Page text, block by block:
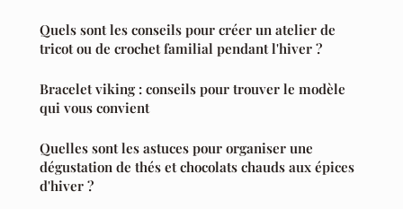
Quels sont les conseils pour créer un atelier de
tricot ou de crochet familial pendant l'hiver ?
Bracelet viking : conseils pour trouver le modèle
qui vous convient
Quelles sont les astuces pour organiser une
dégustation de thés et chocolats chauds aux épices
d'hiver ?